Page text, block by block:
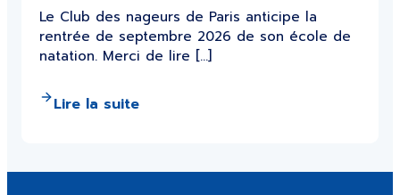
Le Club des nageurs de Paris anticipe la
rentrée de septembre 2026 de son école de
natation. Merci de lire […]
Lire la suite